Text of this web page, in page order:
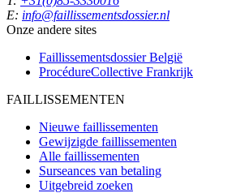
E: info@faillissementsdossier.nl
Onze andere sites
Faillissementsdossier België
ProcédureCollective Frankrijk
FAILLISSEMENTEN
Nieuwe faillissementen
Gewijzigde faillissementen
Alle faillissementen
Surseances van betaling
Uitgebreid zoeken